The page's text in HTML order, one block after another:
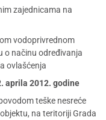
zajednicama na
vodoprivrednom
o načinu određivanja
ovlašćenja
aprila 2012. godine
teške nesreće
na teritoriji Grada